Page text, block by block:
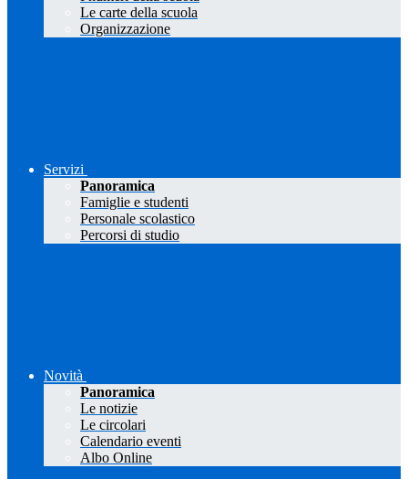
Le carte della scuola
Organizzazione
Servizi
Panoramica
Famiglie e studenti
Personale scolastico
Percorsi di studio
Novità
Panoramica
Le notizie
Le circolari
Calendario eventi
Albo Online